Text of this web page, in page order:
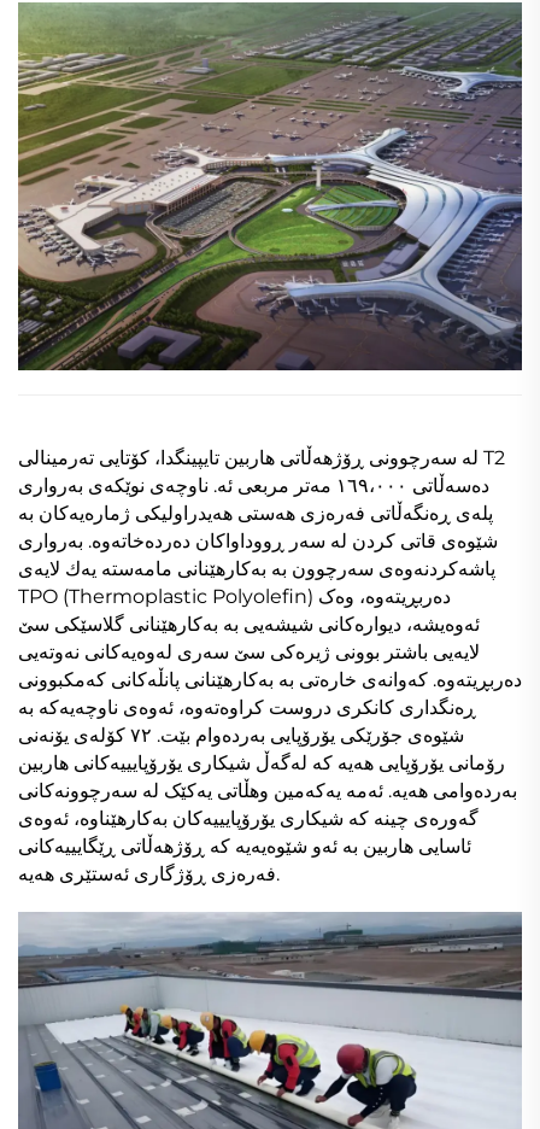
لە سەرچوونی ڕۆژهەڵاتی هاربین تایپینگدا، کۆتایی تەرمینالی T2
دەسەڵاتی ١٦٩،٠٠٠ مەتر مربعی ئە. ناوچەی نوێکەی بەرواری
پلەی ڕەنگەڵاتی فەرەزی هەستی ھەیدراولیکی ژمارەیەکان بە
شێوەی قاتی کردن لە سەر ڕووداواکان دەردەخاتەوە. بەرواری
پاشەکردنەوەی سەرچوون بە بەکارهێنانی مامەستە یەك لایەی
TPO (Thermoplastic Polyolefin) دەربڕیتەوە، وەک
ئەوەیشە، دیوارەکانی شیشەیی بە بەکارهێنانی گلاسێکی سێ
لایەیی باشتر بوونی ژیرەکی سێ سەری لەوەیەکانی نەوتەیی
دەربڕیتەوە. کەوانەی خارەتی بە بەکارهێنانی پانڵەکانی کەمکبوونی
ڕەنگداری کانکری دروست کراوەتەوە، ئەوەی ناوچەیەکە بە
شێوەی جۆرێکی یۆرۆپایی بەردەوام بێت. ٧٢ کۆلەی یۆنەنی
رۆمانی یۆرۆپایی هەیە کە لەگەڵ شیکاری یۆرۆپایییەکانی هاربین
بەردەوامی هەیە. ئەمە یەکەمین وهڵاتی یەکێک لە سەرچوونەکانی
گەورەی چینە کە شیکاری یۆرۆپایییەکان بەکارهێناوە، ئەوەی
ئاسایی هاربین بە ئەو شێوەیەیە کە ڕۆژهەڵاتی ڕێگایییەکانی
فەرەزی ڕۆژگاری ئەستێری هەیە.